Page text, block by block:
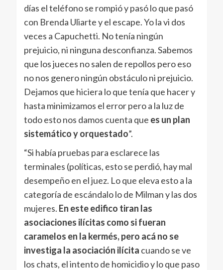
días el teléfono se rompió y pasó lo que pasó
con Brenda Uliarte y el escape. Yo la vi dos
veces a Capuchetti. No tenía ningún
prejuicio, ni ninguna desconfianza. Sabemos
que los jueces no salen de repollos pero eso
no nos genero ningún obstáculo ni prejuicio.
Dejamos que hiciera lo que tenía que hacer y
hasta minimizamos el error pero a la luz de
todo esto nos damos cuenta que es un plan
sistemático y orquestado”.
“Si había pruebas para esclarece las
terminales (políticas, esto se perdió, hay mal
desempeño en el juez. Lo que eleva esto a la
categoría de escándalo lo de Milman y las dos
mujeres. En este edifico tiran las
asociaciones ilícitas como si fueran
caramelos en la kermés, pero acá no se
investiga la asociación ilícita cuando se ve
los chats, el intento de homicidio y lo que paso